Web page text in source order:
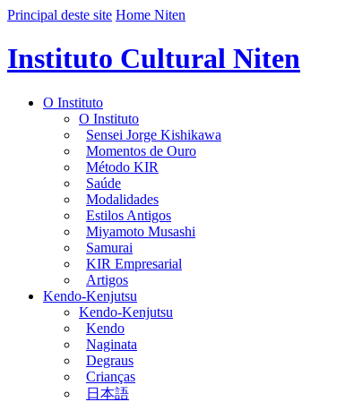
Principal deste site Home Niten
Instituto Cultural Niten
O Instituto
O Instituto
Sensei Jorge Kishikawa
Momentos de Ouro
Método KIR
Saúde
Modalidades
Estilos Antigos
Miyamoto Musashi
Samurai
KIR Empresarial
Artigos
Kendo-Kenjutsu
Kendo-Kenjutsu
Kendo
Naginata
Degraus
Crianças
日本語